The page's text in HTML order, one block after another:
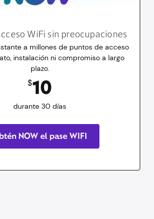
WiFi sin preocupaciones
a millones de puntos de acceso
instalación ni compromiso a largo
plazo.
30 días
$10
durante 30 días
NOW el pase WIFI